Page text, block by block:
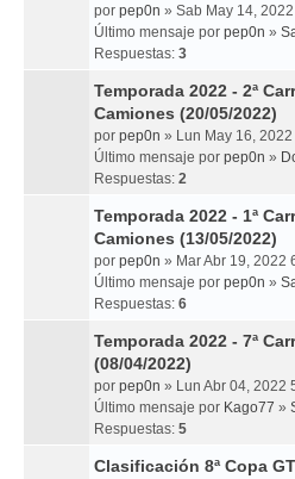
por pep0n » Sab May 14,
Último mensaje por pep0n »
Respuestas: 3
Temporada 2022 - 2ª
Camiones (20/05/2022)
por pep0n » Lun May 16,
Último mensaje por pep0n »
Respuestas: 2
Temporada 2022 - 1ª
Camiones (13/05/2022)
por pep0n » Mar Abr 19, 2022
Último mensaje por pep0n »
Respuestas: 6
Temporada 2022 - 7ª
(08/04/2022)
por pep0n » Lun Abr 04, 2022
Último mensaje por Kago77 »
Respuestas: 5
Clasificación 8ª Copa GT